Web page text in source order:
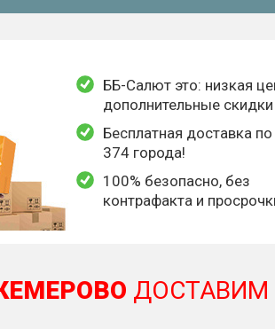
ББ-Салют это: низкая
дополнительные
Бесплатная доставка
374 города!
100% безопасно, без
контрафакта и
ДОСТАВИМ